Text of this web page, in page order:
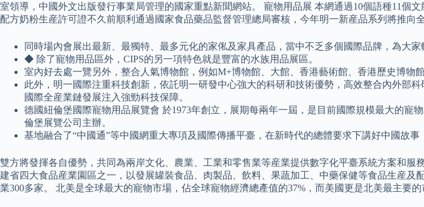
室領導，中國外文出版發行事業局管理的國家重點新聞網站。 寵物用品展 本網通過10個語種11個
配方奶粉生産許可證不久前順利通過國家食品藥品監督管理總局審核，今年明一新産品系列將推向
同時場內會展出最新、最獨特、最多元化的家俬及家具產品，當中不乏多個國際品牌，為大家
◆ 除了寵物用品區外，CIPS的另一項特色就是豐富的水族用品展區。
室內好去處一覽另外，整合人氣博物館，例如M+博物館、大館、香港藝術館、香港歷史博物
此外，明一國際注重科技創新，依託明一研發中心強大的科研和技術優勢，高效整合內外部
國際全産業鏈發展注入強勁科技保障。
德國紐倫堡國際寵物用品展覽會 於1973年創立，展期每兩年一屆，是目前國際規模最大的
倫堡展覽公司主辦。
基地融合了“中國通”等中國網重大專項及國際傳播平臺，在新時代的總體要求下講好中國故
雙方將發揮各自優勢，共同為兩岸文化、農業、工業和零售業等産業提供數字化平臺系統方案和
建省四大食品産業園區之一，以發展罐裝食品、肉製品、飲料、果蔬加工、中藥保健等食品生産
業300多家。 北美是全球最大的寵物市場，佔全球寵物經濟總產值的37%，而美國更是北美最主要的